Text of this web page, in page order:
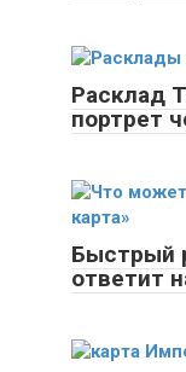
Расклад
портрет
Быстрый
ответит